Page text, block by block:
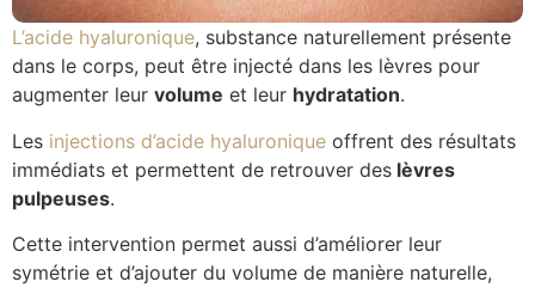
L’acide hyaluronique, substance naturellement présente
dans le corps, peut être injecté dans les lèvres pour
augmenter leur volume et leur hydratation.
Les injections d’acide hyaluronique offrent des résultats
immédiats et permettent de retrouver des lèvres
pulpeuses.
Cette intervention permet aussi d’améliorer leur
symétrie et d’ajouter du volume de manière naturelle,